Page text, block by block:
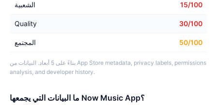
الشعبية 15/100
Quality 30/100
المجتمع 50/100
بناءً على 5 أبعاد. البيانات من App Store metadata, privacy labels, permissions
analysis, and developer history.
ما البيانات التي يجمعها Now Music App؟